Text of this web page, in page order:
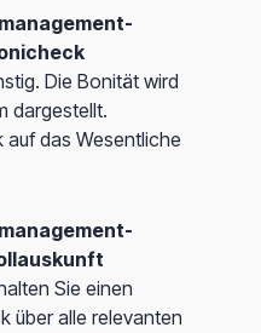
Die Bonität wird
dargestellt.
das Wesentliche
Sie einen
über alle relevanten